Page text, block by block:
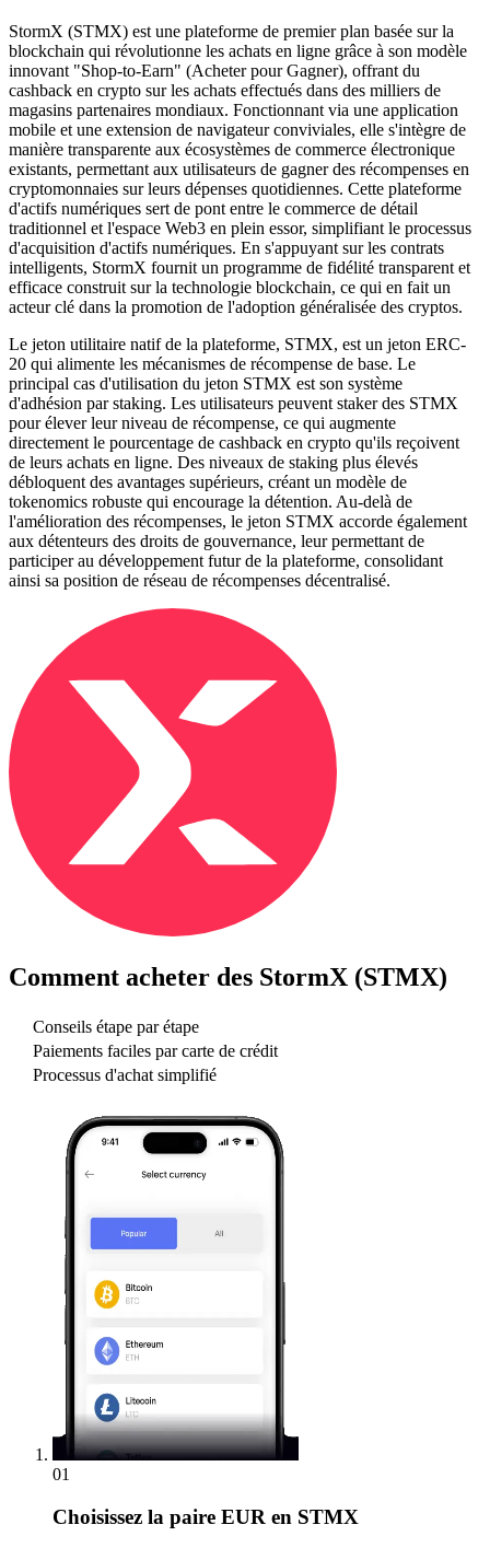
StormX (STMX) est une plateforme de premier plan basée sur la
blockchain qui révolutionne les achats en ligne grâce à son modèle
innovant "Shop-to-Earn" (Acheter pour Gagner), offrant du
cashback en crypto sur les achats effectués dans des milliers de
magasins partenaires mondiaux. Fonctionnant via une application
mobile et une extension de navigateur conviviales, elle s'intègre de
manière transparente aux écosystèmes de commerce électronique
existants, permettant aux utilisateurs de gagner des récompenses en
cryptomonnaies sur leurs dépenses quotidiennes. Cette plateforme
d'actifs numériques sert de pont entre le commerce de détail
traditionnel et l'espace Web3 en plein essor, simplifiant le processus
d'acquisition d'actifs numériques. En s'appuyant sur les contrats
intelligents, StormX fournit un programme de fidélité transparent et
efficace construit sur la technologie blockchain, ce qui en fait un
acteur clé dans la promotion de l'adoption généralisée des cryptos.
Le jeton utilitaire natif de la plateforme, STMX, est un jeton ERC-
20 qui alimente les mécanismes de récompense de base. Le
principal cas d'utilisation du jeton STMX est son système
d'adhésion par staking. Les utilisateurs peuvent staker des STMX
pour élever leur niveau de récompense, ce qui augmente
directement le pourcentage de cashback en crypto qu'ils reçoivent
de leurs achats en ligne. Des niveaux de staking plus élevés
débloquent des avantages supérieurs, créant un modèle de
tokenomics robuste qui encourage la détention. Au-delà de
l'amélioration des récompenses, le jeton STMX accorde également
aux détenteurs des droits de gouvernance, leur permettant de
participer au développement futur de la plateforme, consolidant
ainsi sa position de réseau de récompenses décentralisé.
Comment acheter des StormX (STMX)
Conseils étape par étape
Paiements faciles par carte de crédit
Processus d'achat simplifié
01
Choisissez la paire EUR en STMX